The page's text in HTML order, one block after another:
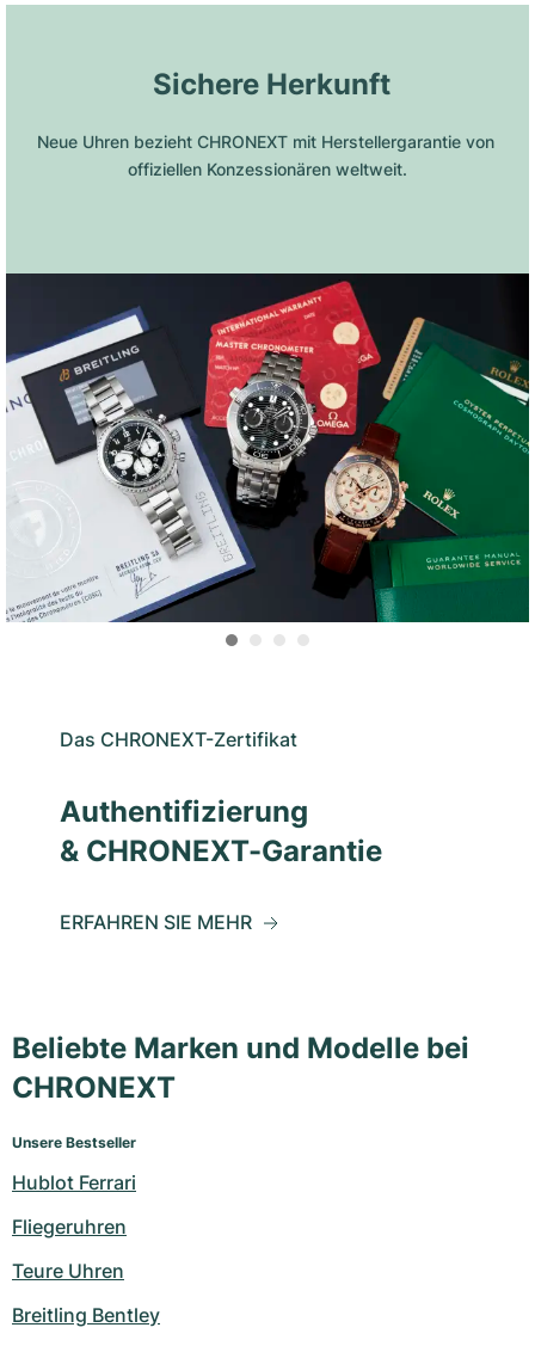
Sichere Herkunft
Neue Uhren bezieht CHRONEXT mit Herstellergarantie von
offiziellen Konzessionären weltweit.
Das CHRONEXT-Zertifikat
Authentifizierung
& CHRONEXT-Garantie
ERFAHREN SIE MEHR
Beliebte Marken und Modelle bei
CHRONEXT
Unsere Bestseller
Hublot Ferrari
Fliegeruhren
Teure Uhren
Breitling Bentley